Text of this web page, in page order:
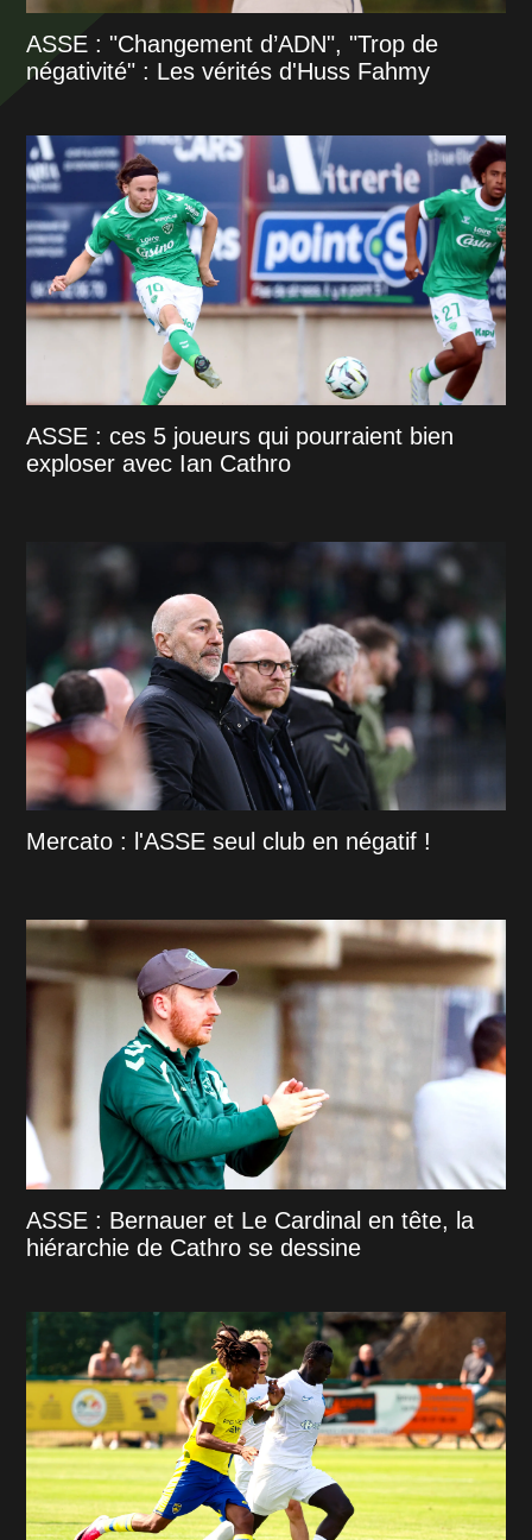
ASSE : "Changement d’ADN", "Trop de
négativité" : Les vérités d'Huss Fahmy
ASSE : ces 5 joueurs qui pourraient bien
exploser avec Ian Cathro
Mercato : l'ASSE seul club en négatif !
ASSE : Bernauer et Le Cardinal en tête, la
hiérarchie de Cathro se dessine